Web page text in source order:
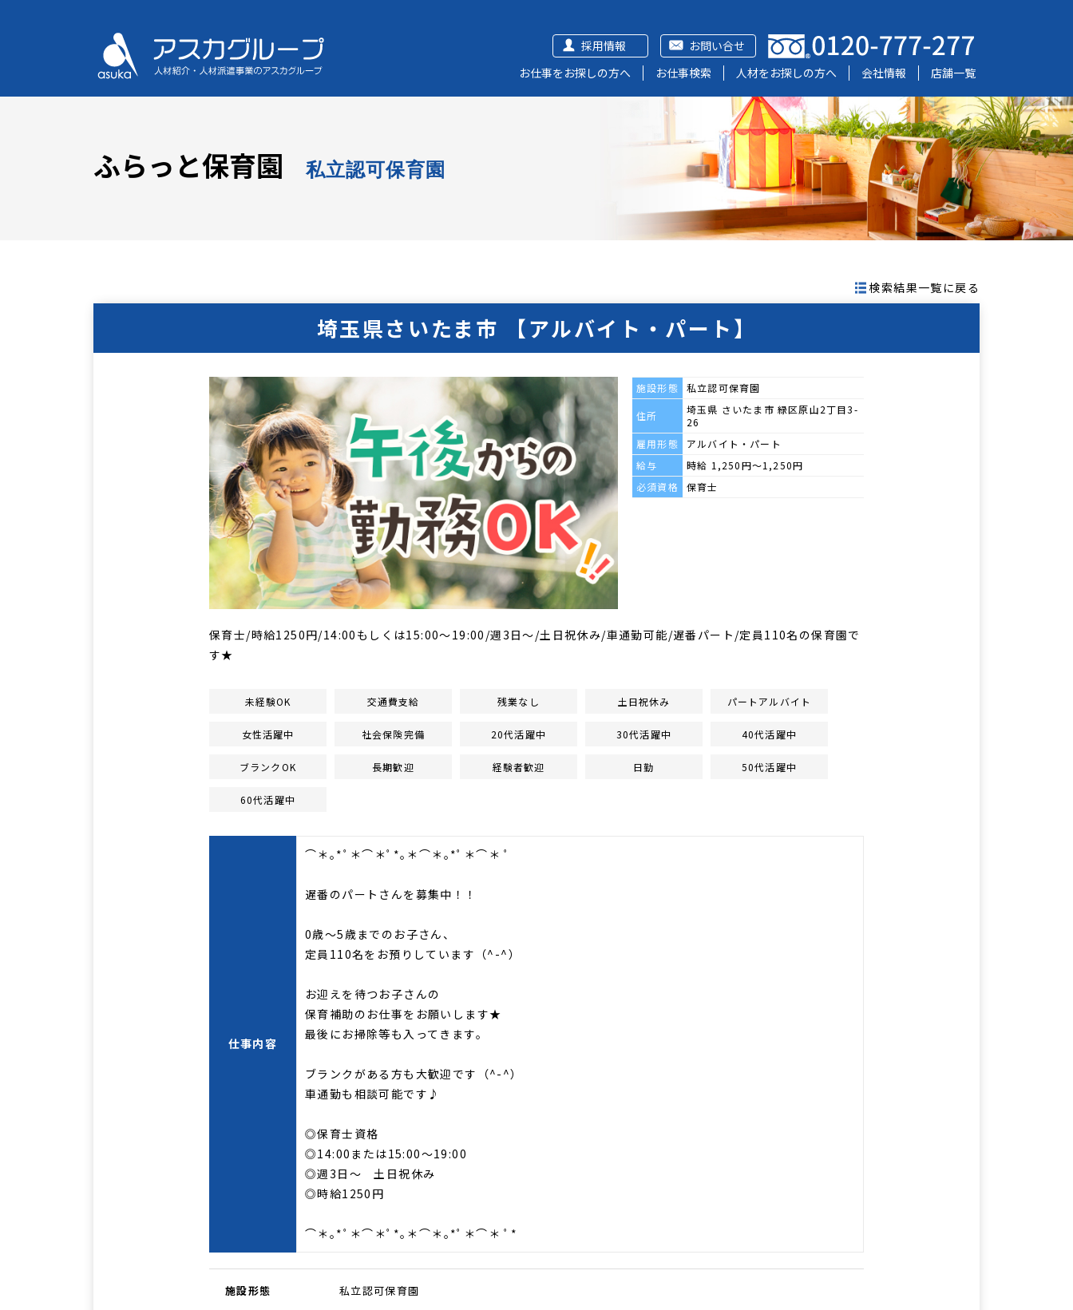
お問い合せ
採用情報
お仕事をお探しの方へ
お仕事検索 人材をお探しの方へ 会社情報 店舗一覧
ふらっと保育園 私立認可保育園
検索結果一覧に戻る
埼玉県さいたま市 【アルバイト・パート】
施設形態 私立認可保育園
住所
埼玉県 さいたま市 緑区原山2丁目3-
26
雇用形態
アルバイト・パート
給与
時給 1,250円～1,250円
必須資格
保育士
保育士/時給1250円/14:00もしくは15:00～19:00/週3日～/土日祝休み/車通勤可能/遅番パート/定員110名の保育園で
す★
未経験OK 交通費支給 残業なし 土日祝休み パートアルバイト
女性活躍中 社会保険完備 20代活躍中 30代活躍中 40代活躍中
ブランクOK 長期歓迎 経験者歓迎 日勤 50代活躍中
60代活躍中
仕事内容
⌒＊｡*ﾟ＊⌒＊ﾟ*｡＊⌒＊｡*ﾟ＊⌒＊ ﾟ
遅番のパートさんを募集中！！
0歳～5歳までのお子さん、
定員110名をお預りしています（^-^）
お迎えを待つお子さんの
保育補助のお仕事をお願いします★
最後にお掃除等も入ってきます。
ブランクがある方も大歓迎です（^-^）
車通勤も相談可能です♪
◎保育士資格
◎14:00または15:00～19:00
◎週3日～ 土日祝休み
◎時給1250円
⌒＊｡*ﾟ＊⌒＊ﾟ*｡＊⌒＊｡*ﾟ＊⌒＊ ﾟ*
施設形態 私立認可保育園